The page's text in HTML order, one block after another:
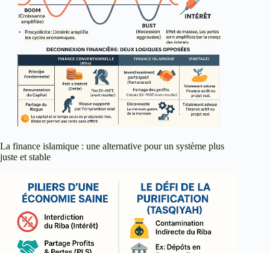
La finance islamique : une alternative pour un système plus
juste et stable